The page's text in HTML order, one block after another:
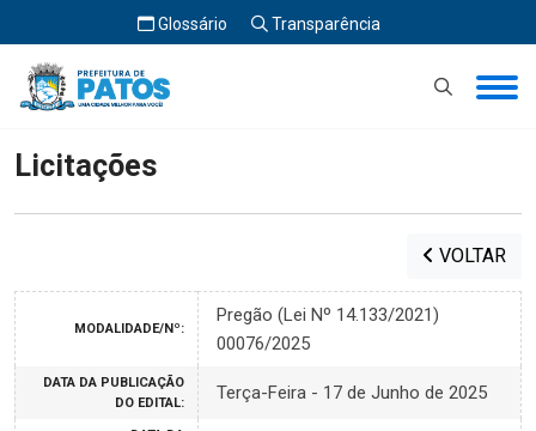
Glossário Transparência
Início Licitações
Licitações
VOLTAR
MODALIDADE/Nº:
Pregão (Lei Nº 14.133/2021)
00076/2025
DATA DA PUBLICAÇÃO
DO EDITAL:
Terça-Feira - 17 de Junho de 2025